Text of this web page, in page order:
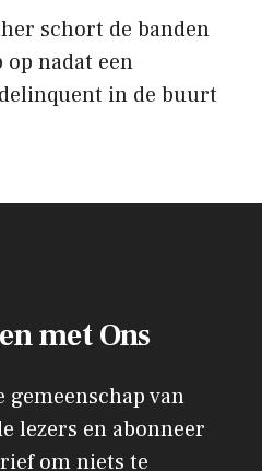
schort de banden
nadat een
in de buurt
met Ons
gemeenschap van
lezers en abonneer
om niets te